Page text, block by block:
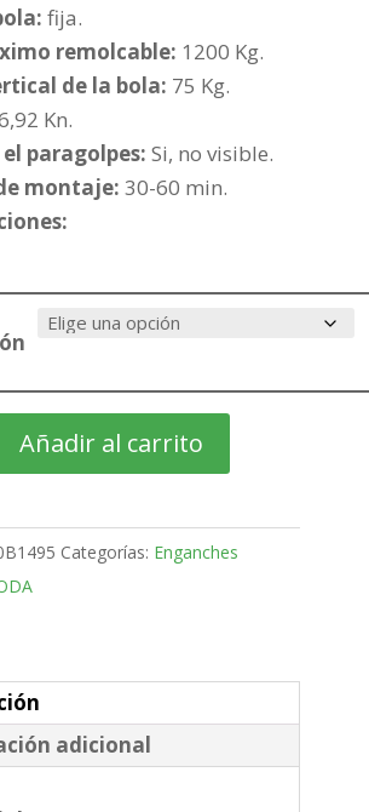
desde
176,96€
252,47€
fija.
remolcable: 1200 Kg.
de la bola: 75 Kg.
Kn.
paragolpes: Si, no visible.
montaje: 30-60 min.
Añadir al carrito
Categorías: Enganches
adicional